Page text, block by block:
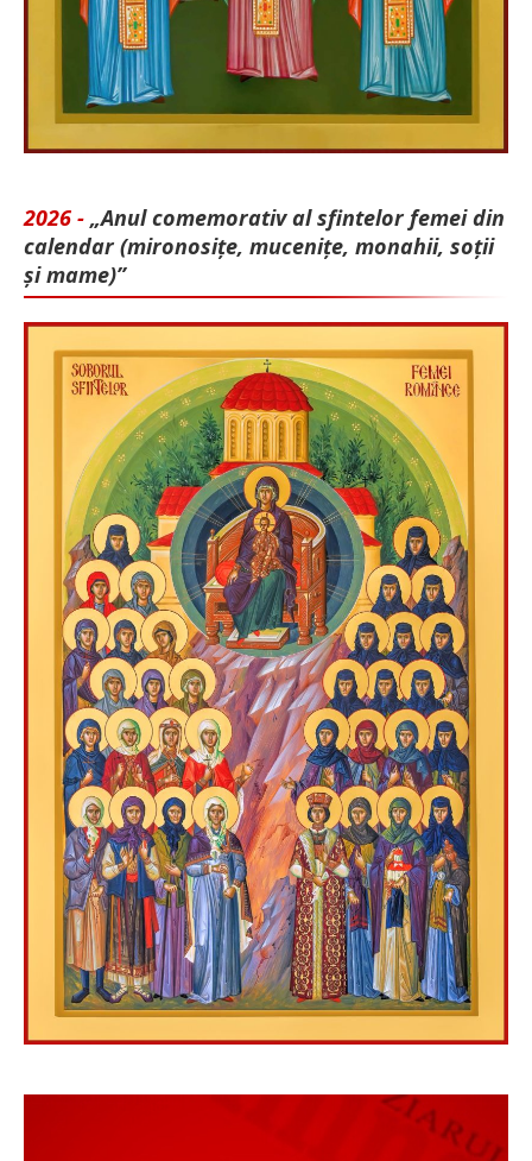
2026 - „Anul comemorativ al sfintelor femei din
calendar (mironosițe, mu­cenițe, monahii, soții
și mame)”